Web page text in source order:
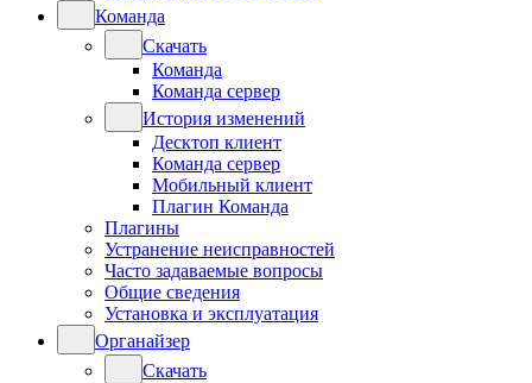
Команда
Скачать
Команда
Команда сервер
История изменений
Десктоп клиент
Команда сервер
Мобильный клиент
Плагин Команда
Плагины
Устранение неисправностей
Часто задаваемые вопросы
Общие сведения
Установка и эксплуатация
Органайзер
Скачать